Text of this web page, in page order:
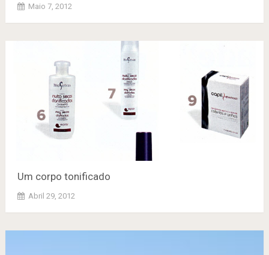
Maio 7, 2012
Um corpo tonificado
Abril 29, 2012